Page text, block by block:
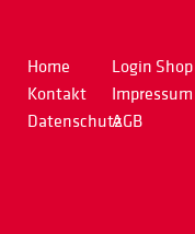
Home
Kontakt
Datenschutz
Login Shop
Impressum
AGB